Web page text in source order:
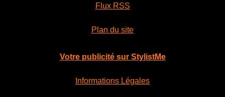
Flux RSS
Plan du site
Votre publicité sur StylistMe
Informations Légales